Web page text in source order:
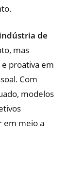
indústria de
mas
proativa em
Com
modelos
em meio a